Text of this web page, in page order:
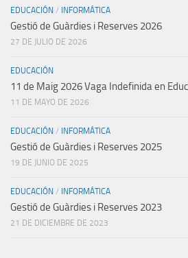
EDUCACIÓN / INFORMÁTICA
Gestió de Guàrdies i Reserves 2026
27 DE JULIO DE 2026
EDUCACIÓN
11 de Maig 2026 Vaga Indefinida en
11 DE MAYO DE 2026
EDUCACIÓN / INFORMÁTICA
Gestió de Guàrdies i Reserves 2025
19 DE JUNIO DE 2025
EDUCACIÓN / INFORMÁTICA
Gestió de Guàrdies i Reserves 2023
21 DE DICIEMBRE DE 2023